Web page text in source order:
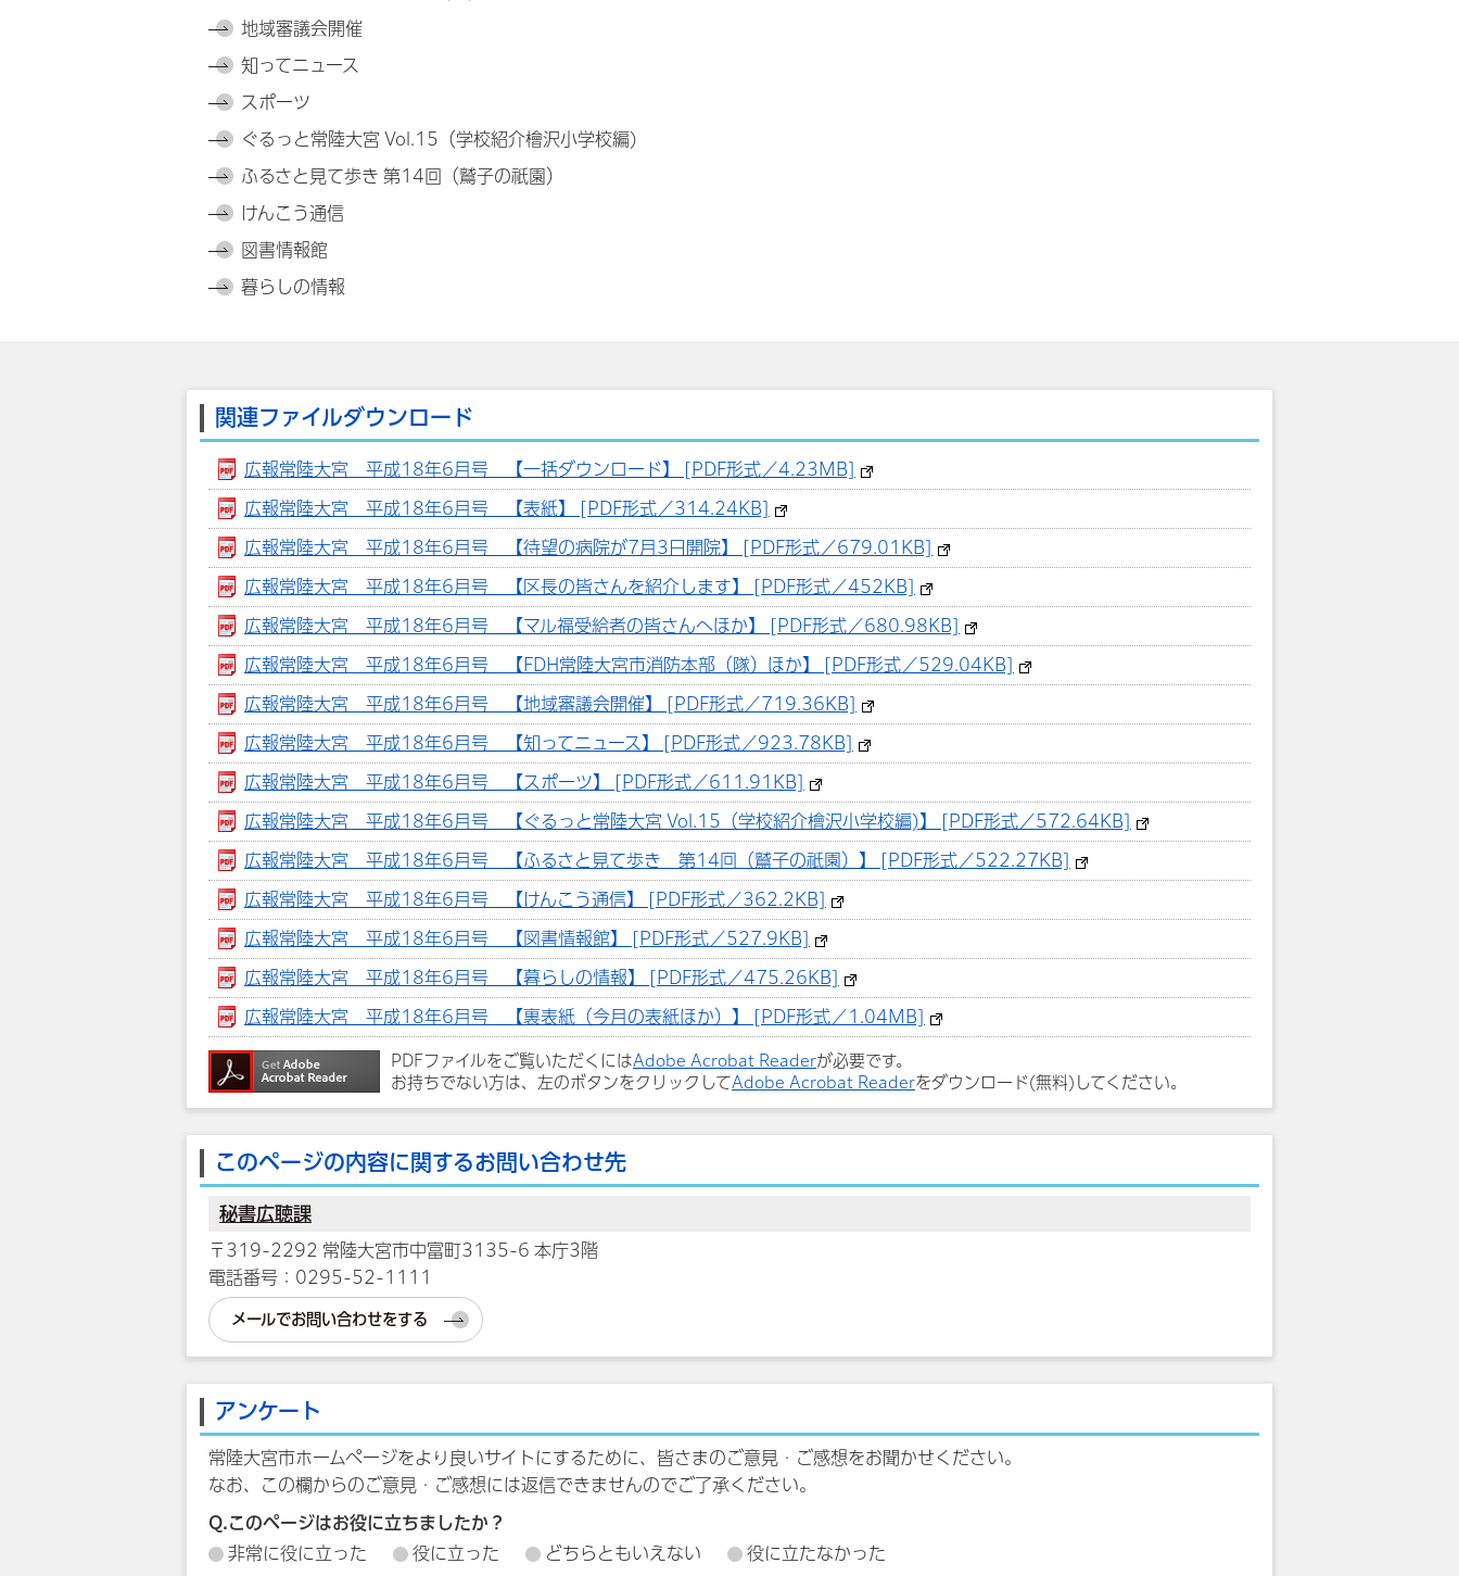
地域審議会開催
知ってニュース
スポーツ
ぐるっと常陸大宮 Vol.15（学校紹介檜沢小学校編)
ふるさと見て歩き 第14回（鷲子の祇園）
けんこう通信
図書情報館
暮らしの情報
関連ファイルダウンロード
広報常陸大宮 平成18年6月号 【一括ダウンロード】 [PDF形式／4.23MB]
広報常陸大宮 平成18年6月号 【表紙】 [PDF形式／314.24KB]
広報常陸大宮 平成18年6月号 【待望の病院が7月3日開院】 [PDF形式／679.01KB]
広報常陸大宮 平成18年6月号 【区長の皆さんを紹介します】 [PDF形式／452KB]
広報常陸大宮 平成18年6月号 【マル福受給者の皆さんへほか】 [PDF形式／680.98KB]
広報常陸大宮 平成18年6月号 【FDH常陸大宮市消防本部（隊）ほか】 [PDF形式／529.04KB]
広報常陸大宮 平成18年6月号 【地域審議会開催】 [PDF形式／719.36KB]
広報常陸大宮 平成18年6月号 【知ってニュース】 [PDF形式／923.78KB]
広報常陸大宮 平成18年6月号 【スポーツ】 [PDF形式／611.91KB]
広報常陸大宮 平成18年6月号 【ぐるっと常陸大宮 Vol.15（学校紹介檜沢小学校編)】 [PDF形式／572.64KB]
広報常陸大宮 平成18年6月号 【ふるさと見て歩き 第14回（鷲子の祇園）】 [PDF形式／522.27KB]
広報常陸大宮 平成18年6月号 【けんこう通信】 [PDF形式／362.2KB]
広報常陸大宮 平成18年6月号 【図書情報館】 [PDF形式／527.9KB]
広報常陸大宮 平成18年6月号 【暮らしの情報】 [PDF形式／475.26KB]
広報常陸大宮 平成18年6月号 【裏表紙（今月の表紙ほか）】 [PDF形式／1.04MB]
PDFファイルをご覧いただくにはAdobe Acrobat Readerが必要です。
お持ちでない方は、左のボタンをクリックしてAdobe Acrobat Readerをダウンロード(無料)してください。
このページの内容に関するお問い合わせ先
秘書広聴課
〒319-2292 常陸大宮市中富町3135-6 本庁3階
電話番号：0295-52-1111
メールでお問い合わせをする
アンケート
常陸大宮市ホームページをより良いサイトにするために、皆さまのご意見・ご感想をお聞かせください。
なお、この欄からのご意見・ご感想には返信できませんのでご了承ください。
Q.このページはお役に立ちましたか？
非常に役に立った
役に立った どちらともいえない 役に立たなかった